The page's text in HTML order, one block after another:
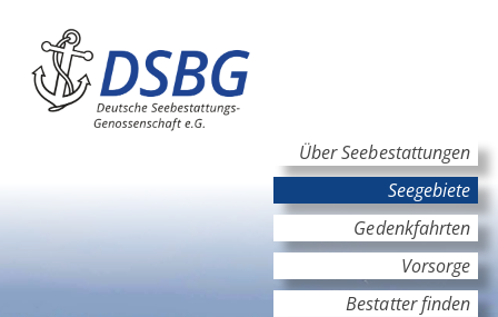
Hauptinhalt
Hauptnavigation
Über Seebestattungen
Seegebiete
Gedenkfahrten
Vorsorge
Bestatter finden